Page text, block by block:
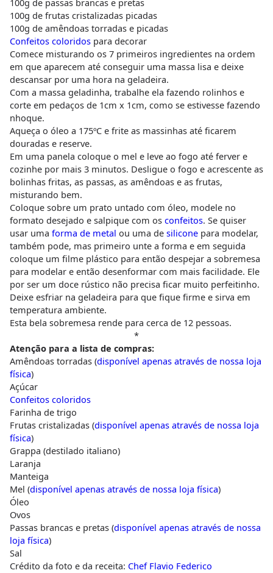
100g de passas brancas e pretas
100g de frutas cristalizadas picadas
100g de amêndoas torradas e picadas
Confeitos coloridospara decorar
Comece misturando os 7 primeiros ingredientes na ordem
em que aparecem até conseguir uma massa lisa e deixe
descansar por uma hora na geladeira.
Com a massa geladinha, trabalhe ela fazendo rolinhos e
corte em pedaços de 1cm x 1cm, como se estivesse fazendo
nhoque.
Aqueça o óleo a 175ºC e frite as massinhas até ficarem
douradas e reserve.
Em uma panela coloque o mel e leve ao fogo até ferver e
cozinhe por mais 3 minutos. Desligue o fogo e acrescente as
bolinhas fritas, as passas, as amêndoas e as frutas,
misturando bem.
Coloque sobre um prato untado com óleo, modele no
formato desejado e salpique com os confeitos. Se quiser
usar uma forma de metal ou uma de siliconepara modelar,
também pode, mas primeiro unte a forma e em seguida
coloque um filme plástico para então despejar a sobremesa
para modelar e então desenformar com mais facilidade. Ele
por ser um doce rústico não precisa ficar muito perfeitinho.
Deixe esfriar na geladeira para que fique firme e sirva em
temperatura ambiente.
Esta bela sobremesa rende para cerca de 12 pessoas.
*
Atenção para a lista de compras:
Amêndoas torradas (disponível apenas através de nossa loja
física)
Açúcar
Confeitos coloridos
Farinha de trigo
Frutas cristalizadas (disponível apenas através de nossa loja
física)
Grappa (destilado italiano)
Laranja
Manteiga
Mel (disponível apenas através de nossa loja física)
Óleo
Ovos
Passas brancas e pretas (disponível apenas através de nossa
loja física)
Sal
Crédito da foto e da receita: Chef Flavio Federico